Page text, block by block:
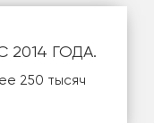
ГОДА.
250 тысяч